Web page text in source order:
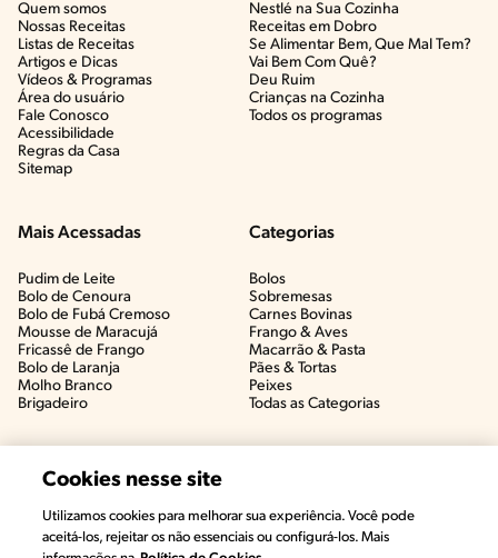
Quem somos
Nossas Receitas
Listas de Receitas​
Artigos e Dicas​
Vídeos & Programas​
Área do usuário
Fale Conosco
Acessibilidade
Regras da Casa
Sitemap
Nestlé na Sua Cozinha
Receitas em Dobro
Se Alimentar Bem, Que Mal Tem?​
Vai Bem Com Quê?​
Deu Ruim​
Crianças na Cozinha​
Todos os programas
Mais Acessadas
Pudim de Leite
Bolo de Cenoura
Bolo de Fubá Cremoso
Mousse de Maracujá
Fricassê de Frango
Bolo de Laranja
Molho Branco
Brigadeiro
Categorias
Bolos
Sobremesas
Carnes Bovinas​
Frango & Aves​
Macarrão & Pasta​
Pães & Tortas​
Peixes
Todas as Categorias
Cookies nesse site
Utilizamos cookies para melhorar sua experiência. Você pode
aceitá-los, rejeitar os não essenciais ou configurá-los. Mais